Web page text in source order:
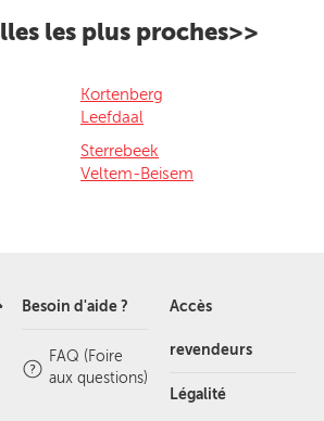
les plus proches>>
Kortenberg
Leefdaal
Sterrebeek
Veltem-Beisem
Besoin d'aide ?
FAQ (Foire
aux questions)
Accès
revendeurs
Légalité